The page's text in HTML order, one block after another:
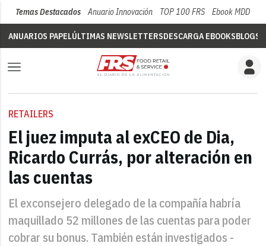
Temas Destacados Anuario Innovación TOP 100 FRS Ebook MDD
ANUARIOS PAPELÚLTIMAS NEWSLETTERSDESCARGA EBOOKSBLOGS
RETAILERS
El juez imputa al exCEO de Dia,
Ricardo Currás, por alteración en
las cuentas
El exconsejero delegado de la compañía habría
maquillado 52 millones de las cuentas para poder
cobrar su bonus. También están investigados -